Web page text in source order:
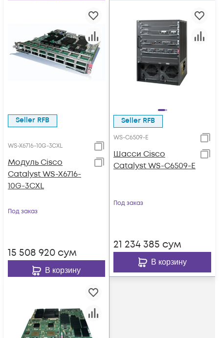
Seller RFB
WS-X6716-10G-3CXL
Модуль Cisco
Catalyst WS-X6716-
10G-3CXL
Под заказ
15 508 920 сум
В корзину
Seller RFB
WS-C6509-E
Шасси Cisco
Catalyst WS-C6509-E
Под заказ
21 234 385 сум
В корзину